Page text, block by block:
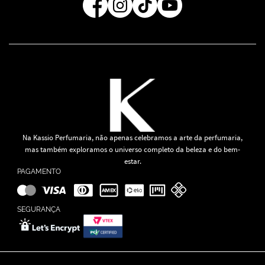
Na Kassio Perfumaria, não apenas celebramos a arte da perfumaria,
mas também exploramos o universo completo da beleza e do bem-
estar.
PAGAMENTO
SEGURANÇA